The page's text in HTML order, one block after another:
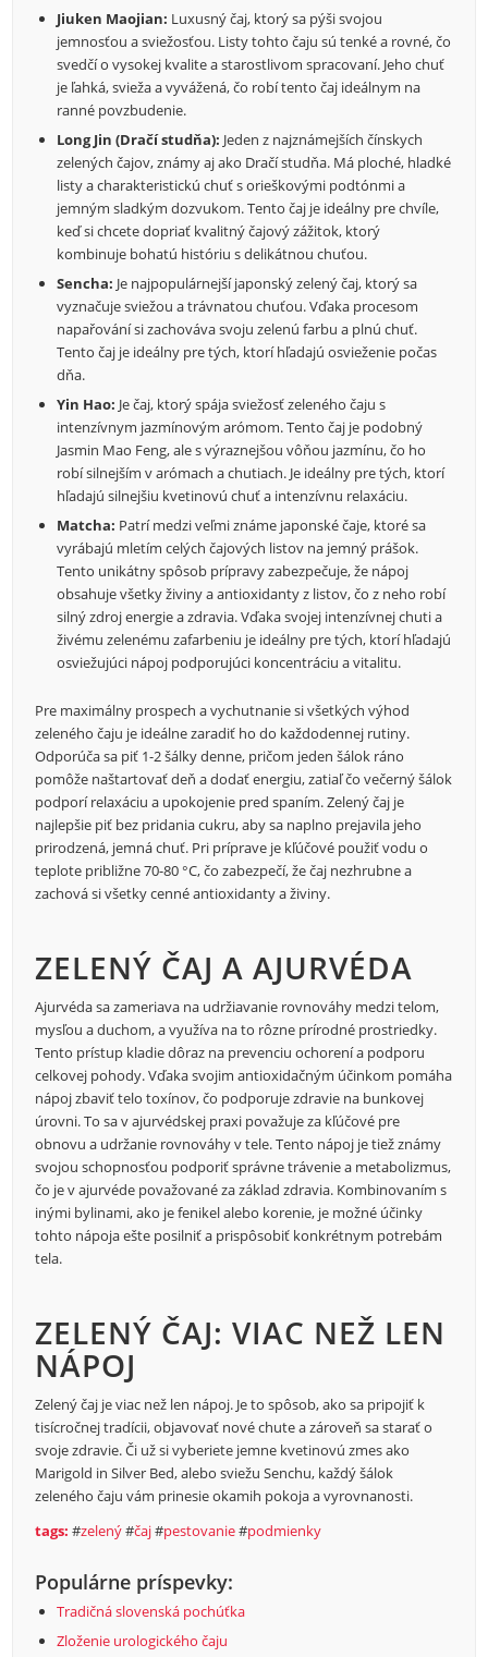
Jiuken Maojian: Luxusný čaj, ktorý sa pýši svojou
jemnosťou a sviežosťou. Listy tohto čaju sú tenké a rovné, čo
svedčí o vysokej kvalite a starostlivom spracovaní. Jeho chuť
je ľahká, svieža a vyvážená, čo robí tento čaj ideálnym na
ranné povzbudenie.
Long Jin (Dračí studňa): Jeden z najznámejších čínskych
zelených čajov, známy aj ako Dračí studňa. Má ploché, hladké
listy a charakteristickú chuť s orieškovými podtónmi a
jemným sladkým dozvukom. Tento čaj je ideálny pre chvíle,
keď si chcete dopriať kvalitný čajový zážitok, ktorý
kombinuje bohatú históriu s delikátnou chuťou.
Sencha: Je najpopulárnejší japonský zelený čaj, ktorý sa
vyznačuje sviežou a trávnatou chuťou. Vďaka procesom
napařování si zachováva svoju zelenú farbu a plnú chuť.
Tento čaj je ideálny pre tých, ktorí hľadajú osvieženie počas
dňa.
Yin Hao: Je čaj, ktorý spája sviežosť zeleného čaju s
intenzívnym jazmínovým arómom. Tento čaj je podobný
Jasmin Mao Feng, ale s výraznejšou vôňou jazmínu, čo ho
robí silnejším v arómach a chutiach. Je ideálny pre tých, ktorí
hľadajú silnejšiu kvetinovú chuť a intenzívnu relaxáciu.
Matcha: Patrí medzi veľmi známe japonské čaje, ktoré sa
vyrábajú mletím celých čajových listov na jemný prášok.
Tento unikátny spôsob prípravy zabezpečuje, že nápoj
obsahuje všetky živiny a antioxidanty z listov, čo z neho robí
silný zdroj energie a zdravia. Vďaka svojej intenzívnej chuti a
živému zelenému zafarbeniu je ideálny pre tých, ktorí hľadajú
osviežujúci nápoj podporujúci koncentráciu a vitalitu.
Pre maximálny prospech a vychutnanie si všetkých výhod
zeleného čaju je ideálne zaradiť ho do každodennej rutiny.
Odporúča sa piť 1-2 šálky denne, pričom jeden šálok ráno
pomôže naštartovať deň a dodať energiu, zatiaľ čo večerný šálok
podporí relaxáciu a upokojenie pred spaním. Zelený čaj je
najlepšie piť bez pridania cukru, aby sa naplno prejavila jeho
prirodzená, jemná chuť. Pri príprave je kľúčové použiť vodu o
teplote približne 70-80 °C, čo zabezpečí, že čaj nezhrubne a
zachová si všetky cenné antioxidanty a živiny.
ZELENÝ ČAJ A AJURVÉDA
Ajurvéda sa zameriava na udržiavanie rovnováhy medzi telom,
mysľou a duchom, a využíva na to rôzne prírodné prostriedky.
Tento prístup kladie dôraz na prevenciu ochorení a podporu
celkovej pohody. Vďaka svojim antioxidačným účinkom pomáha
nápoj zbaviť telo toxínov, čo podporuje zdravie na bunkovej
úrovni. To sa v ajurvédskej praxi považuje za kľúčové pre
obnovu a udržanie rovnováhy v tele. Tento nápoj je tiež známy
svojou schopnosťou podporiť správne trávenie a metabolizmus,
čo je v ajurvéde považované za základ zdravia. Kombinovaním s
inými bylinami, ako je fenikel alebo korenie, je možné účinky
tohto nápoja ešte posilniť a prispôsobiť konkrétnym potrebám
tela.
ZELENÝ ČAJ: VIAC NEŽ LEN
NÁPOJ
Zelený čaj je viac než len nápoj. Je to spôsob, ako sa pripojiť k
tisícročnej tradícii, objavovať nové chute a zároveň sa starať o
svoje zdravie. Či už si vyberiete jemne kvetinovú zmes ako
Marigold in Silver Bed, alebo sviežu Senchu, každý šálok
zeleného čaju vám prinesie okamih pokoja a vyrovnanosti.
tags: #zelený#čaj#pestovanie#podmienky
Populárne príspevky:
Tradičná slovenská pochúťka
Zloženie urologického čaju